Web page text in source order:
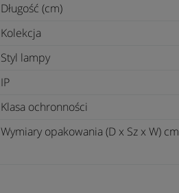
Długość (cm)
Kolekcja
Styl lampy
IP
Klasa ochronności
Wymiary opakowania (D x Sz x W) cm